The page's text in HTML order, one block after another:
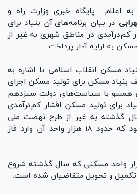
به اعلام پایگاه خبری وزارت راه و
در بیان برنامه‌های آن بنیاد برای
کم‌درآمدی در مناطق شهری به غیر از
به ارایه آمار پرداخت.
مسکن انقلاب اسلامی با اشاره به
بنیاد مسکن برای تولید مسکن اجرای
با سیاست‌های دولت سیزدهم
برای تولید مسکن اقشار کم‌درآمدی
گذشته به غیر از طرح نهضت ملی
مسکن ۲۰ هزار واحد بود که حدود ۱۸ هزار واحد آن وارد فاز
افزود: از ۱۸ هزار واحد مسکنی که سال گذشته شروع